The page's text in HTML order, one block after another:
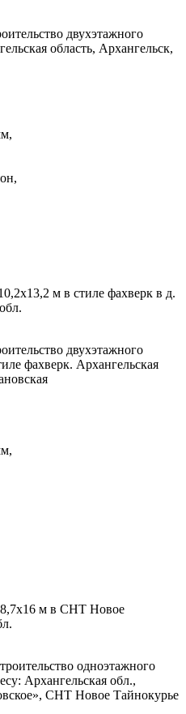
двухэтажного
область, Архангельск,
м в стиле фахверк в д.
двухэтажного
фахверк. Архангельская
м в СНТ Новое
одноэтажного
Архангельская обл.,
СНТ Новое Тайнокурье